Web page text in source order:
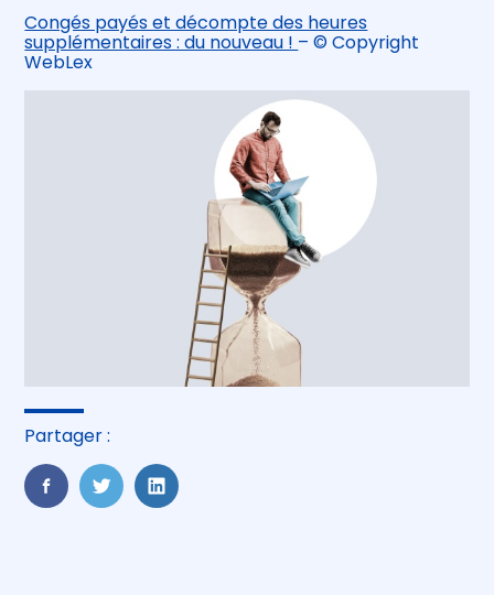
Congés payés et décompte des heures
supplémentaires : du nouveau ! – © Copyright
WebLex
Partager :
FaceBook
TwitterLinkedIn